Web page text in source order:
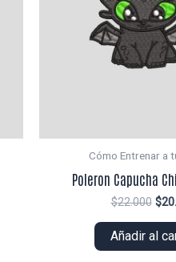
Cómo Entrenar a
Poleron Capucha
$22.000 El
era:
$
Añadir al